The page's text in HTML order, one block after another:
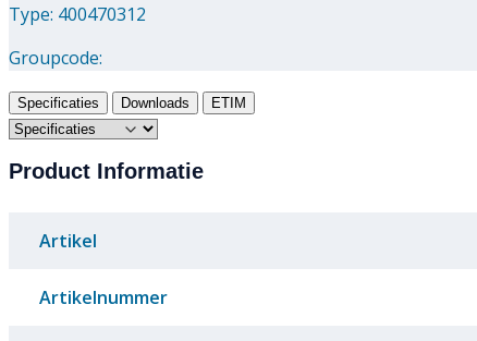
Type: 400470312
Groupcode:
Specificaties Downloads ETIM
Product Informatie
Artikel
Artikelnummer